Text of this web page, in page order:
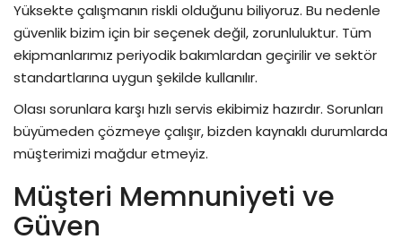
Yüksekte çalışmanın riskli olduğunu biliyoruz. Bu nedenle
güvenlik bizim için bir seçenek değil, zorunluluktur. Tüm
ekipmanlarımız periyodik bakımlardan geçirilir ve sektör
standartlarına uygun şekilde kullanılır.
Olası sorunlara karşı hızlı servis ekibimiz hazırdır. Sorunları
büyümeden çözmeye çalışır, bizden kaynaklı durumlarda
müşterimizi mağdur etmeyiz.
Müşteri Memnuniyeti ve
Güven